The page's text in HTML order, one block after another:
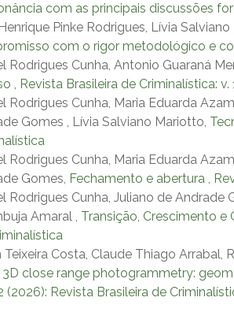
com as principais discussões
Pinke Rodrigues, Lívia
com o rigor metodológico e
Rodrigues Cunha, Antonio Guaraná
, Revista Brasileira de Criminalística:
Rodrigues Cunha, Maria Eduarda
Gomes , Lívia Salviano Mariotto,
Rodrigues Cunha, Maria Eduarda
Gomes, Fechamento e abertura ,
Rodrigues Cunha, Juliano de Andrade
Amaral , Transição, Crescimento
Teixeira Costa, Claude Thiago Arrabal,
3D close range photogrammetry:
(2026): Revista Brasileira de